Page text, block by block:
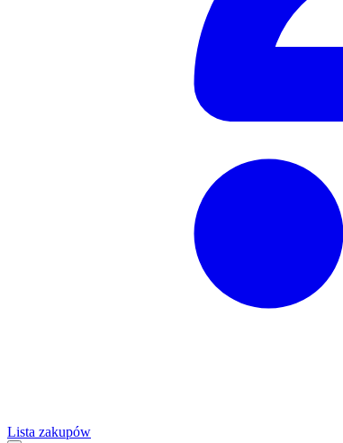
Lista zakupów